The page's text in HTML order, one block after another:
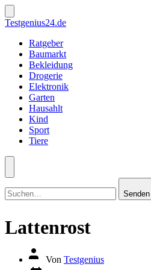
Zum
Inhalt
springen
Suche
ein-/ausblenden
Testgenius24.de
Ratgeber
Baumarkt
Bekleidung
Drogerie
Elektronik
Garten
Hausahlt
Kind
Sport
Tiere
Menü
nach:
Senden
Lattenrost
Autor
Von Testgenius